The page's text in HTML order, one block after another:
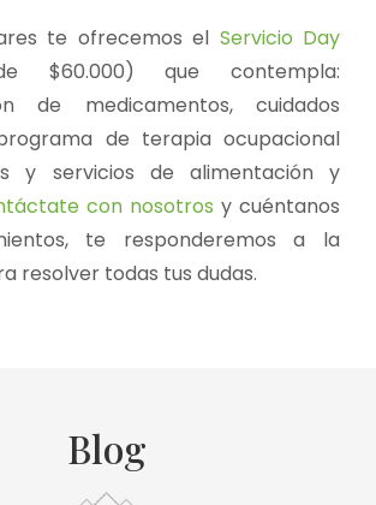
te ofrecemos el Servicio Day
$60.000) que contempla:
de medicamentos, cuidados
de terapia ocupacional
y servicios de alimentación y
con nosotros y cuéntanos
te responderemos a la
resolver todas tus dudas.
Blog